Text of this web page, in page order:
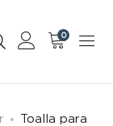
0
Toalla para